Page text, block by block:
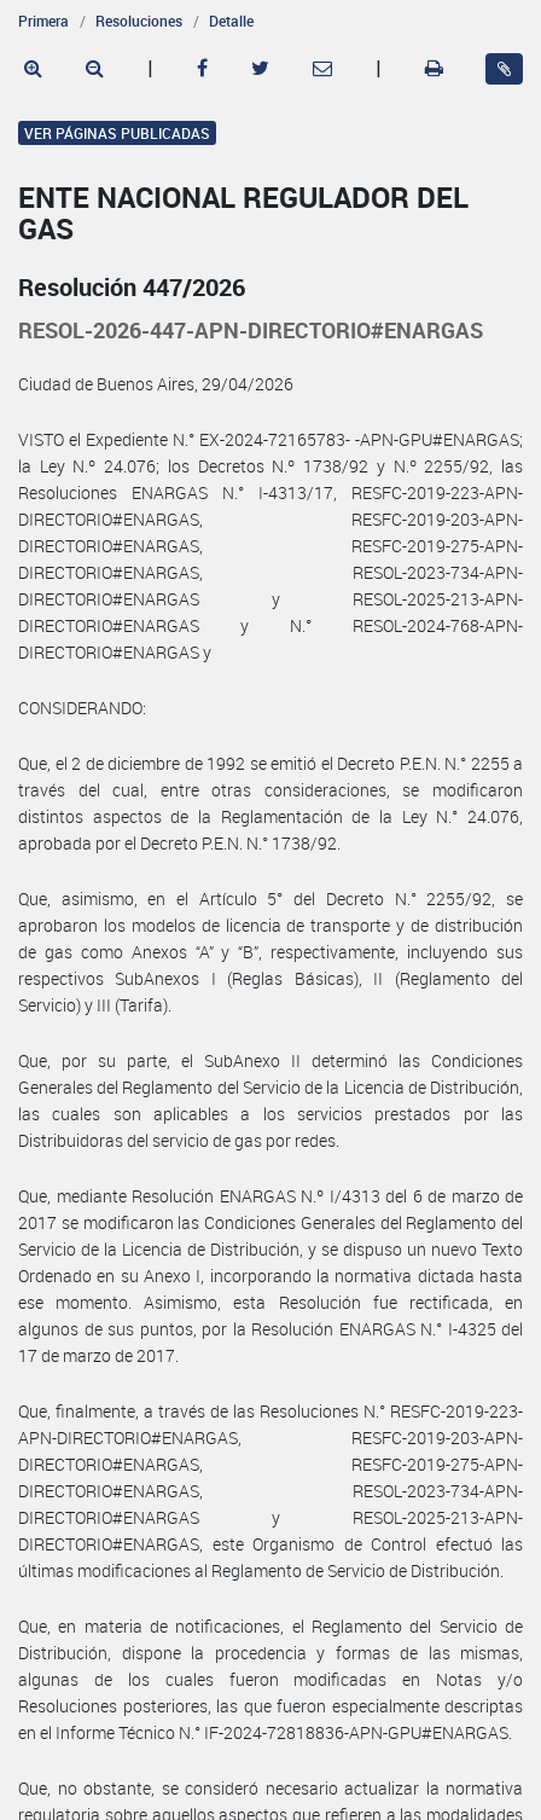
Primera Resoluciones Detalle
| |
VER PÁGINAS PUBLICADAS
ENTE NACIONAL REGULADOR DEL
GAS
Resolución 447/2026
RESOL-2026-447-APN-DIRECTORIO#ENARGAS
Ciudad de Buenos Aires, 29/04/2026
VISTO el Expediente N.° EX-2024-72165783- -APN-GPU#ENARGAS;
la Ley N.º 24.076; los Decretos N.º 1738/92 y N.º 2255/92, las
Resoluciones ENARGAS N.° I-4313/17, RESFC-2019-223-APN-
DIRECTORIO#ENARGAS, RESFC-2019-203-APN-
DIRECTORIO#ENARGAS, RESFC-2019-275-APN-
DIRECTORIO#ENARGAS, RESOL-2023-734-APN-
DIRECTORIO#ENARGAS y RESOL-2025-213-APN-
DIRECTORIO#ENARGAS y N.° RESOL-2024-768-APN-
DIRECTORIO#ENARGAS y
CONSIDERANDO:
Que, el 2 de diciembre de 1992 se emitió el Decreto P.E.N. N.° 2255 a
través del cual, entre otras consideraciones, se modificaron
distintos aspectos de la Reglamentación de la Ley N.° 24.076,
aprobada por el Decreto P.E.N. N.° 1738/92.
Que, asimismo, en el Artículo 5° del Decreto N.° 2255/92, se
aprobaron los modelos de licencia de transporte y de distribución
de gas como Anexos “A” y “B”, respectivamente, incluyendo sus
respectivos SubAnexos I (Reglas Básicas), II (Reglamento del
Servicio) y III (Tarifa).
Que, por su parte, el SubAnexo II determinó las Condiciones
Generales del Reglamento del Servicio de la Licencia de Distribución,
las cuales son aplicables a los servicios prestados por las
Distribuidoras del servicio de gas por redes.
Que, mediante Resolución ENARGAS N.º I/4313 del 6 de marzo de
2017 se modificaron las Condiciones Generales del Reglamento del
Servicio de la Licencia de Distribución, y se dispuso un nuevo Texto
Ordenado en su Anexo I, incorporando la normativa dictada hasta
ese momento. Asimismo, esta Resolución fue rectificada, en
algunos de sus puntos, por la Resolución ENARGAS N.° I-4325 del
17 de marzo de 2017.
Que, finalmente, a través de las Resoluciones N.° RESFC-2019-223-
APN-DIRECTORIO#ENARGAS, RESFC-2019-203-APN-
DIRECTORIO#ENARGAS, RESFC-2019-275-APN-
DIRECTORIO#ENARGAS, RESOL-2023-734-APN-
DIRECTORIO#ENARGAS y RESOL-2025-213-APN-
DIRECTORIO#ENARGAS, este Organismo de Control efectuó las
últimas modificaciones al Reglamento de Servicio de Distribución.
Que, en materia de notificaciones, el Reglamento del Servicio de
Distribución, dispone la procedencia y formas de las mismas,
algunas de los cuales fueron modificadas en Notas y/o
Resoluciones posteriores, las que fueron especialmente descriptas
en el Informe Técnico N.° IF-2024-72818836-APN-GPU#ENARGAS.
Que, no obstante, se consideró necesario actualizar la normativa
regulatoria sobre aquellos aspectos que refieren a las modalidades